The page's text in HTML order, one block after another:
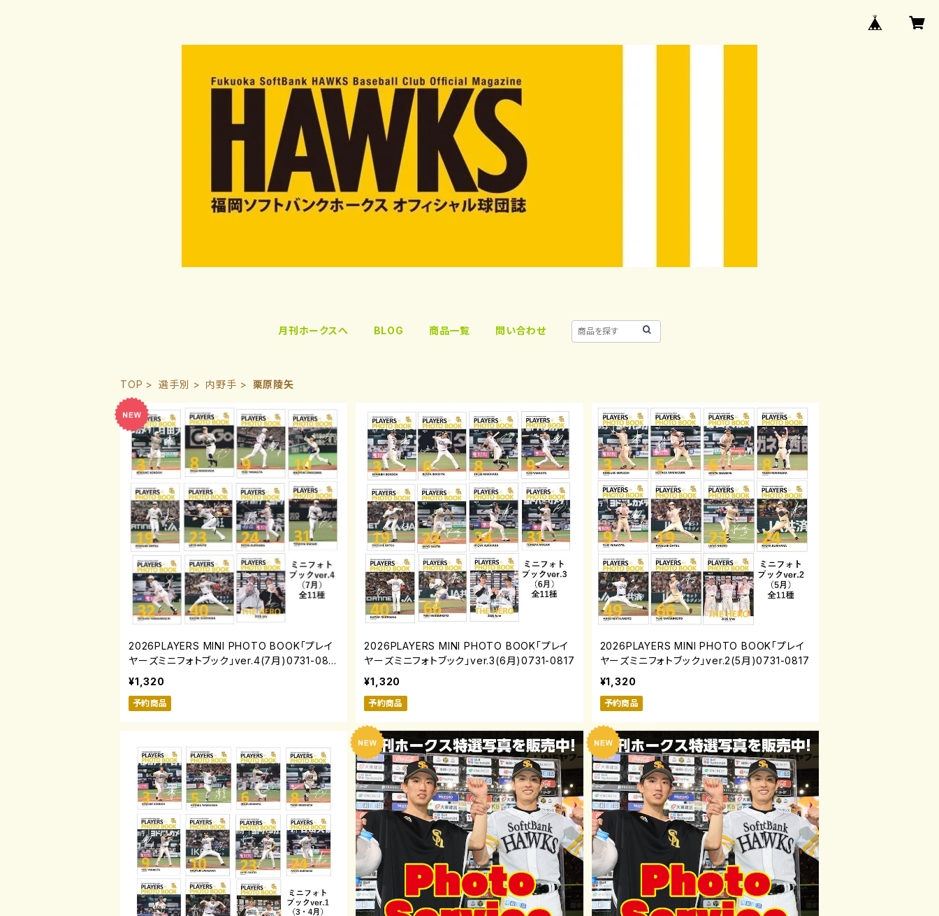
月刊ホークスへ BLOG 商品一覧 問い合わせ
TOP 選手別 内野手 栗原陵矢
2026PLAYERS MINI PHOTO BOOK「プレイ
ヤーズミニフォトブック」ver.4(7月)0731-081
7
¥1,320
予約商品
2026PLAYERS MINI PHOTO BOOK「プレイ
ヤーズミニフォトブック」ver.3(6月)0731-0817
¥1,320
予約商品
2026PLAYERS MINI PHOTO BOOK「プレイ
ヤーズミニフォトブック」ver.2(5月)0731-0817
¥1,320
予約商品